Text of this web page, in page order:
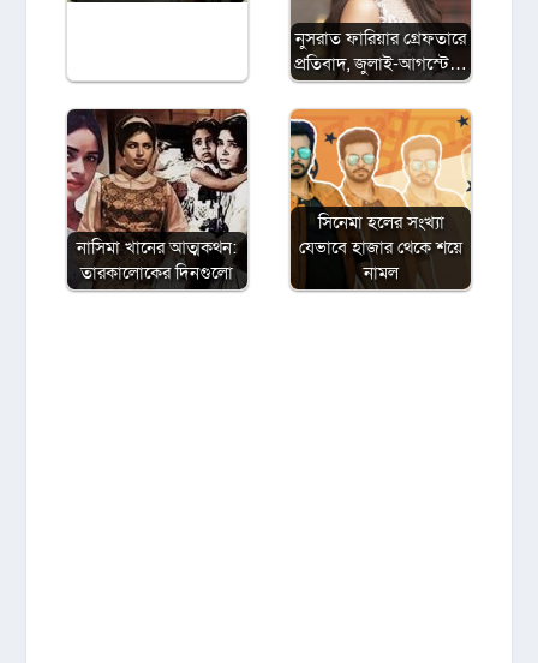
নুসরাত ফারিয়ার গ্রেফতারে
প্রতিবাদ, জুলাই-আগস্টে…
নাসিমা খানের আত্মকথন:
তারকালোকের দিনগুলো
সিনেমা হলের সংখ্যা
যেভাবে হাজার থেকে শয়ে
নামল